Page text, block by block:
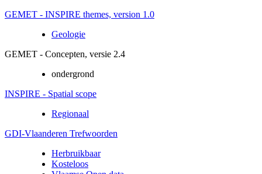
GEMET - INSPIRE themes, version 1.0
Geologie
GEMET - Concepten, versie 2.4
ondergrond
INSPIRE - Spatial scope
Regionaal
GDI-Vlaanderen Trefwoorden
Herbruikbaar
Kosteloos